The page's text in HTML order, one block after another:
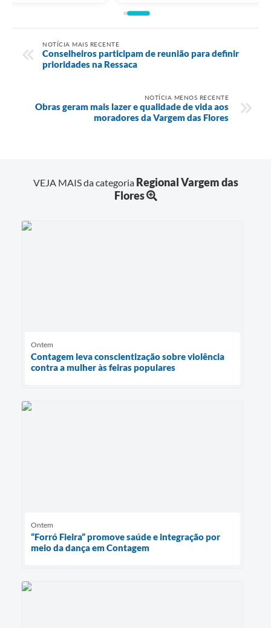
NOTÍCIA MAIS RECENTE
Conselheiros participam de reunião para definir
prioridades na Ressaca
NOTÍCIA MENOS RECENTE
Obras geram mais lazer e qualidade de vida aos
moradores da Vargem das Flores
VEJA MAIS da categoria Regional Vargem das
Flores
Ontem
Contagem leva conscientização sobre violência
contra a mulher às feiras populares
Ontem
“Forró Fieira” promove saúde e integração por
meio da dança em Contagem